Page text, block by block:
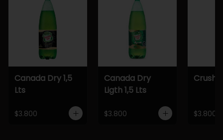
Canada Dry 1,5
Lts
$3.800
Canada Dry
Ligth 1,5 Lts
$3.800
Crush
$3.800